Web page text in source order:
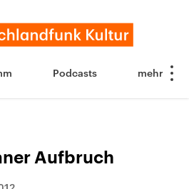
Podcasts
Aufbruch